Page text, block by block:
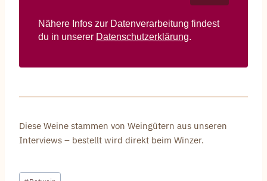
Nähere Infos zur Datenverarbeitung findest
du in unserer Datenschutzerklärung.
Diese Weine stammen von Weingütern aus unseren
Interviews – bestellt wird direkt beim Winzer.
Schlagworte: